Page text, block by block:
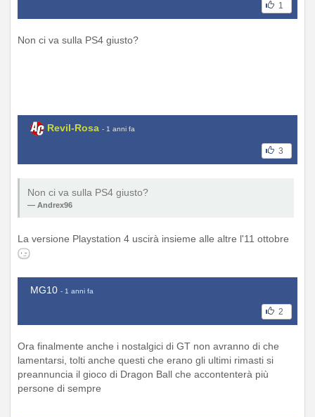
1
Non ci va sulla PS4 giusto?
Revil-Rosa - 1 anni fa
3
Non ci va sulla PS4 giusto?
Andrex96
La versione Playstation 4 uscirà insieme alle altre l'11 ottobre
MG10 - 1 anni fa
2
Ora finalmente anche i nostalgici di GT non avranno di che
lamentarsi, tolti anche questi che erano gli ultimi rimasti si
preannuncia il gioco di Dragon Ball che accontenterà più
persone di sempre